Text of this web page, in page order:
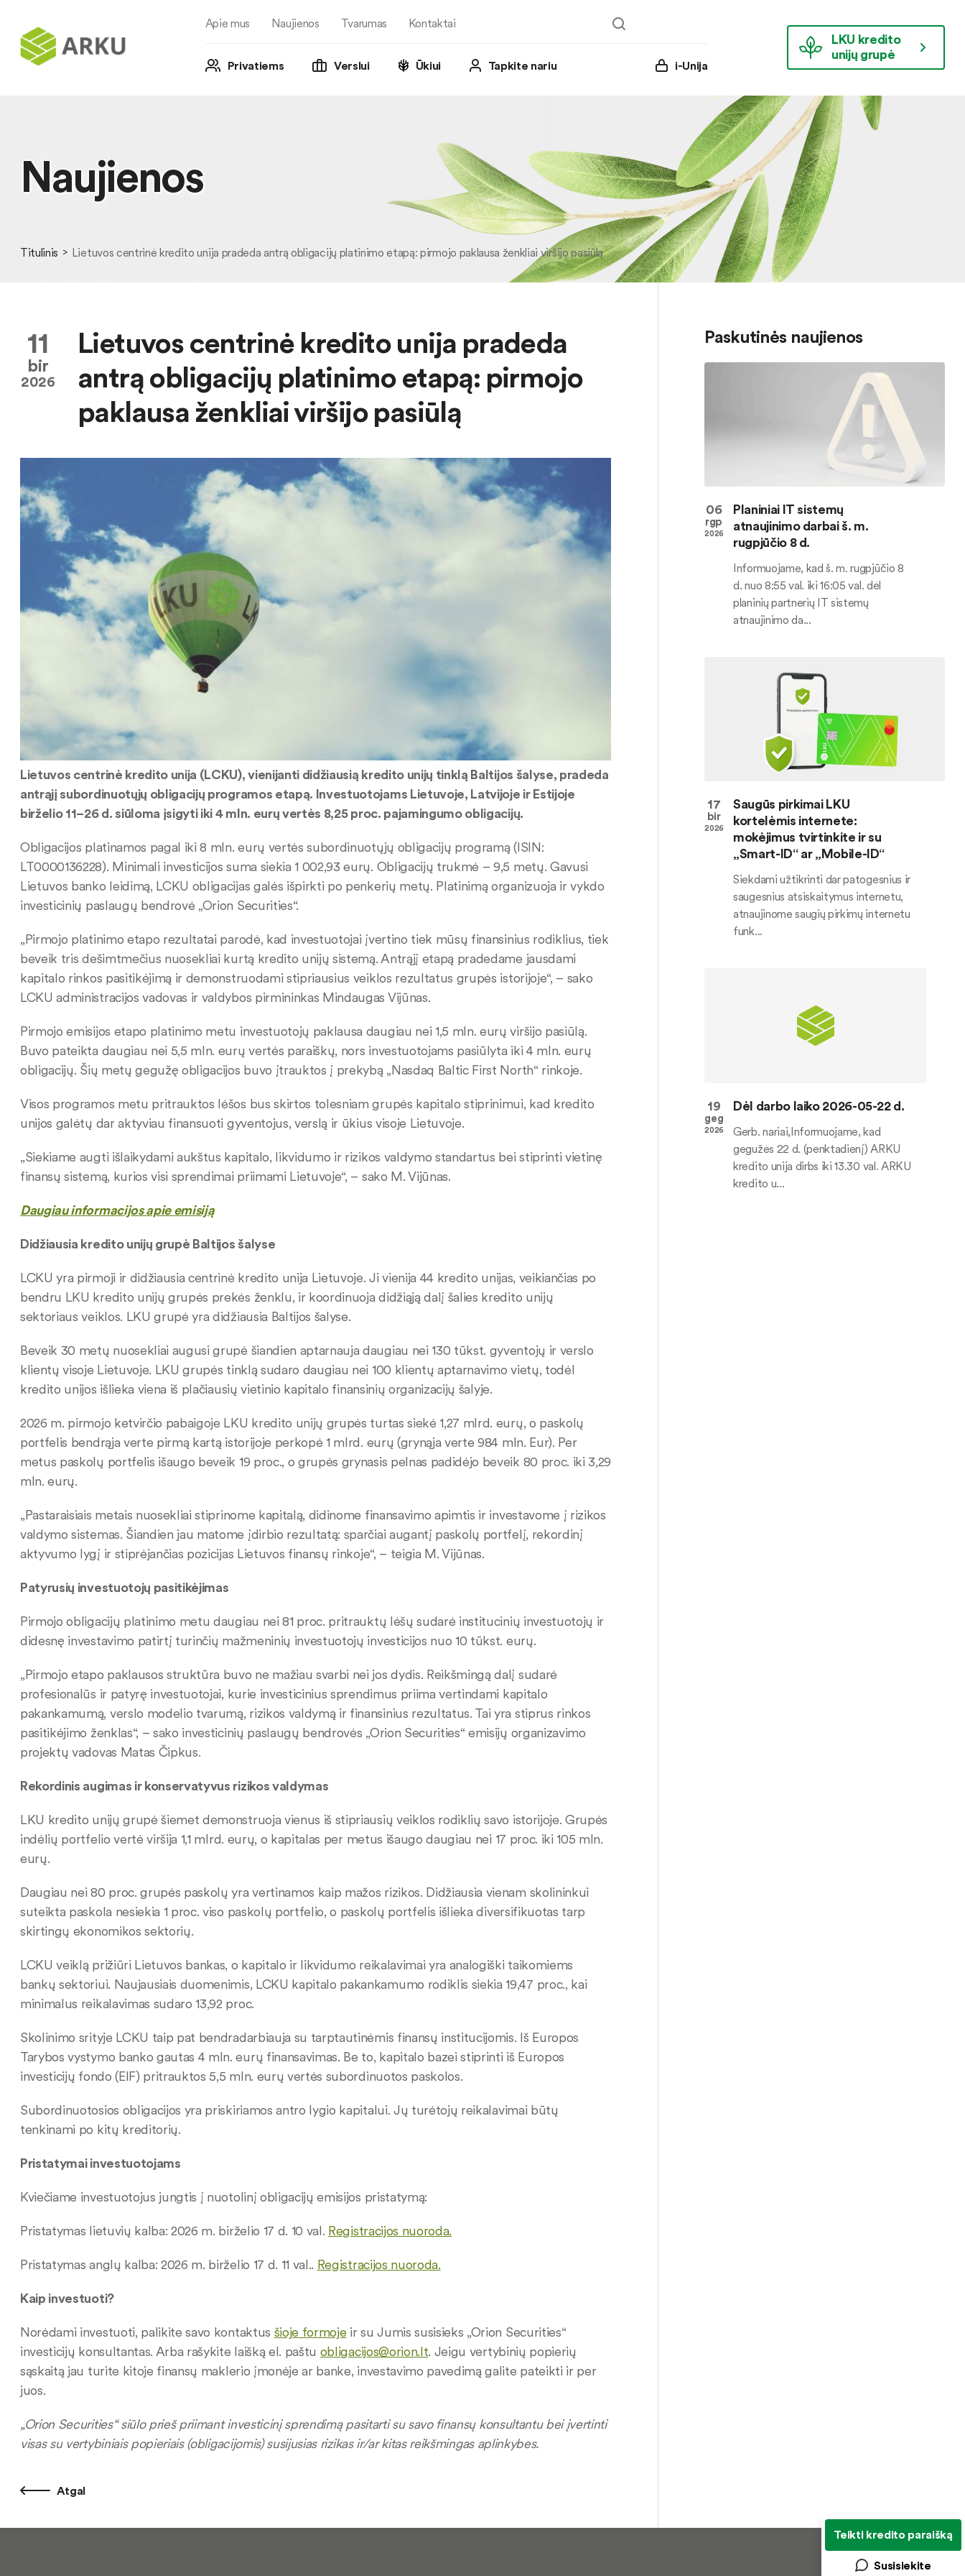
Apie mus Naujienos Tvarumas Kontaktai
Privatiems Verslui Ūkiui Tapkite nariu i-Unija
LKU kredito
unijų grupė
Naujienos
Titulinis Lietuvos centrinė kredito unija pradeda antrą obligacijų platinimo etapą: pirmojo paklausa ženkliai viršijo pasiūlą
11
bir
2026
Lietuvos centrinė kredito unija pradeda
antrą obligacijų platinimo etapą: pirmojo
paklausa ženkliai viršijo pasiūlą
Lietuvos centrinė kredito unija (LCKU), vienijanti didžiausią kredito unijų tinklą Baltijos šalyse, pradeda
antrąjį subordinuotųjų obligacijų programos etapą. Investuotojams Lietuvoje, Latvijoje ir Estijoje
birželio 11–26 d. siūloma įsigyti iki 4 mln. eurų vertės 8,25 proc. pajamingumo obligacijų.
Obligacijos platinamos pagal iki 8 mln. eurų vertės subordinuotųjų obligacijų programą (ISIN:
LT0000136228). Minimali investicijos suma siekia 1 002,93 eurų. Obligacijų trukmė – 9,5 metų. Gavusi
Lietuvos banko leidimą, LCKU obligacijas galės išpirkti po penkerių metų. Platinimą organizuoja ir vykdo
investicinių paslaugų bendrovė „Orion Securities“.
„Pirmojo platinimo etapo rezultatai parodė, kad investuotojai įvertino tiek mūsų finansinius rodiklius, tiek
beveik tris dešimtmečius nuosekliai kurtą kredito unijų sistemą. Antrąjį etapą pradedame jausdami
kapitalo rinkos pasitikėjimą ir demonstruodami stipriausius veiklos rezultatus grupės istorijoje“, – sako
LCKU administracijos vadovas ir valdybos pirmininkas Mindaugas Vijūnas.
Pirmojo emisijos etapo platinimo metu investuotojų paklausa daugiau nei 1,5 mln. eurų viršijo pasiūlą.
Buvo pateikta daugiau nei 5,5 mln. eurų vertės paraiškų, nors investuotojams pasiūlyta iki 4 mln. eurų
obligacijų. Šių metų gegužę obligacijos buvo įtrauktos į prekybą „Nasdaq Baltic First North“ rinkoje.
Visos programos metu pritrauktos lėšos bus skirtos tolesniam grupės kapitalo stiprinimui, kad kredito
unijos galėtų dar aktyviau finansuoti gyventojus, verslą ir ūkius visoje Lietuvoje.
„Siekiame augti išlaikydami aukštus kapitalo, likvidumo ir rizikos valdymo standartus bei stiprinti vietinę
finansų sistemą, kurios visi sprendimai priimami Lietuvoje“, – sako M. Vijūnas.
Daugiau informacijos apie emisiją
Didžiausia kredito unijų grupė Baltijos šalyse
LCKU yra pirmoji ir didžiausia centrinė kredito unija Lietuvoje. Ji vienija 44 kredito unijas, veikiančias po
bendru LKU kredito unijų grupės prekės ženklu, ir koordinuoja didžiąją dalį šalies kredito unijų
sektoriaus veiklos. LKU grupė yra didžiausia Baltijos šalyse.
Beveik 30 metų nuosekliai augusi grupė šiandien aptarnauja daugiau nei 130 tūkst. gyventojų ir verslo
klientų visoje Lietuvoje. LKU grupės tinklą sudaro daugiau nei 100 klientų aptarnavimo vietų, todėl
kredito unijos išlieka viena iš plačiausių vietinio kapitalo finansinių organizacijų šalyje.
2026 m. pirmojo ketvirčio pabaigoje LKU kredito unijų grupės turtas siekė 1,27 mlrd. eurų, o paskolų
portfelis bendrąja verte pirmą kartą istorijoje perkopė 1 mlrd. eurų (grynąja verte 984 mln. Eur). Per
metus paskolų portfelis išaugo beveik 19 proc., o grupės grynasis pelnas padidėjo beveik 80 proc. iki 3,29
mln. eurų.
„Pastaraisiais metais nuosekliai stiprinome kapitalą, didinome finansavimo apimtis ir investavome į rizikos
valdymo sistemas. Šiandien jau matome įdirbio rezultatą: sparčiai augantį paskolų portfelį, rekordinį
aktyvumo lygį ir stiprėjančias pozicijas Lietuvos finansų rinkoje“, – teigia M. Vijūnas.
Patyrusių investuotojų pasitikėjimas
Pirmojo obligacijų platinimo metu daugiau nei 81 proc. pritrauktų lėšų sudarė institucinių investuotojų ir
didesnę investavimo patirtį turinčių mažmeninių investuotojų investicijos nuo 10 tūkst. eurų.
„Pirmojo etapo paklausos struktūra buvo ne mažiau svarbi nei jos dydis. Reikšmingą dalį sudarė
profesionalūs ir patyrę investuotojai, kurie investicinius sprendimus priima vertindami kapitalo
pakankamumą, verslo modelio tvarumą, rizikos valdymą ir finansinius rezultatus. Tai yra stiprus rinkos
pasitikėjimo ženklas“, – sako investicinių paslaugų bendrovės „Orion Securities“ emisijų organizavimo
projektų vadovas Matas Čipkus.
Rekordinis augimas ir konservatyvus rizikos valdymas
LKU kredito unijų grupė šiemet demonstruoja vienus iš stipriausių veiklos rodiklių savo istorijoje. Grupės
indėlių portfelio vertė viršija 1,1 mlrd. eurų, o kapitalas per metus išaugo daugiau nei 17 proc. iki 105 mln.
eurų.
Daugiau nei 80 proc. grupės paskolų yra vertinamos kaip mažos rizikos. Didžiausia vienam skolininkui
suteikta paskola nesiekia 1 proc. viso paskolų portfelio, o paskolų portfelis išlieka diversifikuotas tarp
skirtingų ekonomikos sektorių.
LCKU veiklą prižiūri Lietuvos bankas, o kapitalo ir likvidumo reikalavimai yra analogiški taikomiems
bankų sektoriui. Naujausiais duomenimis, LCKU kapitalo pakankamumo rodiklis siekia 19,47 proc., kai
minimalus reikalavimas sudaro 13,92 proc.
Skolinimo srityje LCKU taip pat bendradarbiauja su tarptautinėmis finansų institucijomis. Iš Europos
Tarybos vystymo banko gautas 4 mln. eurų finansavimas. Be to, kapitalo bazei stiprinti iš Europos
investicijų fondo (EIF) pritrauktos 5,5 mln. eurų vertės subordinuotos paskolos.
Subordinuotosios obligacijos yra priskiriamos antro lygio kapitalui. Jų turėtojų reikalavimai būtų
tenkinami po kitų kreditorių.
Pristatymai investuotojams
Kviečiame investuotojus jungtis į nuotolinį obligacijų emisijos pristatymą:
Pristatymas lietuvių kalba: 2026 m. birželio 17 d. 10 val. Registracijos nuoroda.
Pristatymas anglų kalba: 2026 m. birželio 17 d. 11 val.. Registracijos nuoroda.
Kaip investuoti?
Norėdami investuoti, palikite savo kontaktus šioje formojeir su Jumis susisieks „Orion Securities“
investicijų konsultantas. Arba rašykite laišką el. paštu obligacijos@orion.lt. Jeigu vertybinių popierių
sąskaitą jau turite kitoje finansų maklerio įmonėje ar banke, investavimo pavedimą galite pateikti ir per
juos.
„Orion Securities“ siūlo prieš priimant investicinį sprendimą pasitarti su savo finansų konsultantu bei įvertinti
visas su vertybiniais popieriais (obligacijomis) susijusias rizikas ir/ar kitas reikšmingas aplinkybes.
Atgal
Paskutinės naujienos
06
rgp
2026
Planiniai IT sistemų
atnaujinimo darbai š. m.
rugpjūčio 8 d.
Informuojame, kad š. m. rugpjūčio 8
d. nuo 8:55 val. iki 16:05 val. dėl
planinių partnerių IT sistemų
atnaujinimo da...
17
bir
2026
Saugūs pirkimai LKU
kortelėmis internete:
mokėjimus tvirtinkite ir su
„Smart-ID“ ar „Mobile-ID“
Siekdami užtikrinti dar patogesnius ir
saugesnius atsiskaitymus internetu,
atnaujinome saugių pirkimų internetu
funk...
19
geg
2026
Dėl darbo laiko 2026-05-22 d.
Gerb. nariai,Informuojame, kad
gegužės 22 d. (penktadienį) ARKU
kredito unija dirbs iki 13.30 val. ARKU
kredito u...
Teikti kredito paraišką
Susisiekite